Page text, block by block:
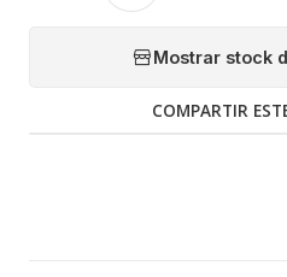
Mostrar stock
COMPARTIR